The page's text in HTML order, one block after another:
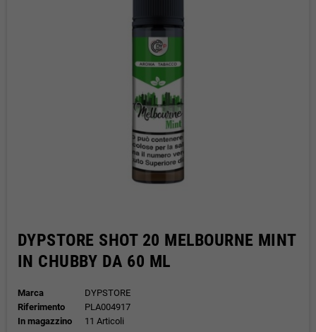
DYPSTORE SHOT 20 MELBOURNE MINT
IN CHUBBY DA 60 ML
Marca
DYPSTORE
Riferimento
PLA004917
In magazzino
11 Articoli